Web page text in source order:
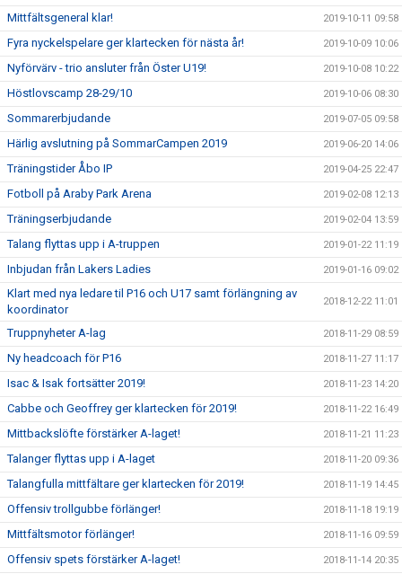
Mittfältsgeneral klar! 2019-10-11 09:58
Fyra nyckelspelare ger klartecken för nästa år! 2019-10-09 10:06
Nyförvärv - trio ansluter från Öster U19! 2019-10-08 10:22
Höstlovscamp 28-29/10 2019-10-06 08:30
Sommarerbjudande 2019-07-05 09:58
Härlig avslutning på SommarCampen 2019 2019-06-20 14:06
Träningstider Åbo IP 2019-04-25 22:47
Fotboll på Araby Park Arena 2019-02-08 12:13
Träningserbjudande 2019-02-04 13:59
Talang flyttas upp i A-truppen 2019-01-22 11:19
Inbjudan från Lakers Ladies 2019-01-16 09:02
Klart med nya ledare til P16 och U17 samt förlängning av
koordinator
2018-12-22 11:01
Truppnyheter A-lag 2018-11-29 08:59
Ny headcoach för P16 2018-11-27 11:17
Isac & Isak fortsätter 2019! 2018-11-23 14:20
Cabbe och Geoffrey ger klartecken för 2019! 2018-11-22 16:49
Mittbackslöfte förstärker A-laget! 2018-11-21 11:23
Talanger flyttas upp i A-laget 2018-11-20 09:36
Talangfulla mittfältare ger klartecken för 2019! 2018-11-19 14:45
Offensiv trollgubbe förlänger! 2018-11-18 19:19
Mittfältsmotor förlänger! 2018-11-16 09:59
Offensiv spets förstärker A-laget! 2018-11-14 20:35